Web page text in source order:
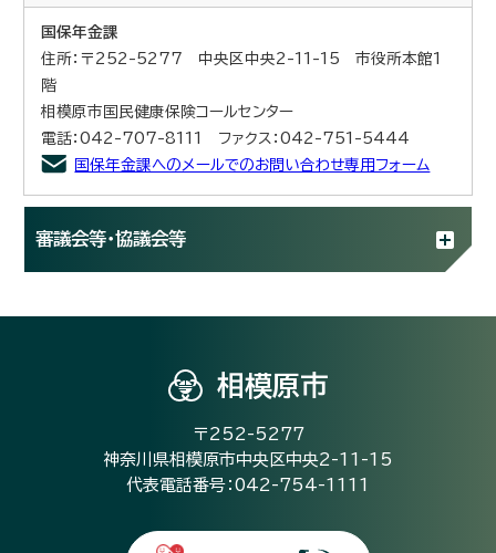
国保年金課
住所：〒252-5277 中央区中央2-11-15 市役所本館1
階
相模原市国民健康保険コールセンター
電話：042-707-8111 ファクス：042-751-5444
国保年金課へのメールでのお問い合わせ専用フォーム
審議会等・協議会等
相模原市
〒252-5277
神奈川県相模原市中央区中央2-11-15
代表電話番号：042-754-1111